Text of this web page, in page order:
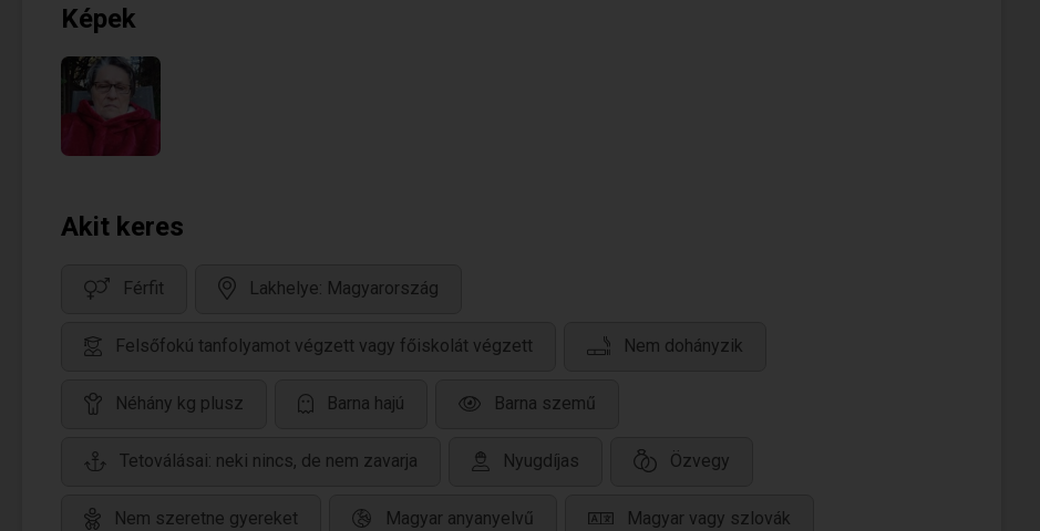
Képek
Akit keres
Férfit Lakhelye: Magyarország
Felsőfokú tanfolyamot végzett vagy főiskolát végzett Nem dohányzik
Néhány kg plusz Barna hajú Barna szemű
Tetoválásai: neki nincs, de nem zavarja Nyugdíjas Özvegy
Nem szeretne gyereket Magyar anyanyelvű Magyar vagy szlovák